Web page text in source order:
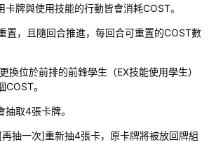
牌與使用技能的行動皆會消耗COST。
置，且隨回合推進，每回合可重置的COST數
換位於前排的前鋒學生（EX技能使用學生）
。
取4張卡牌。
抽一次]重新抽4張卡，原卡牌將被放回牌組